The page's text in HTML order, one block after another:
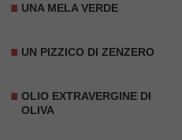
UNA MELA VERDE
UN PIZZICO DI ZENZERO
OLIO EXTRAVERGINE DI
OLIVA